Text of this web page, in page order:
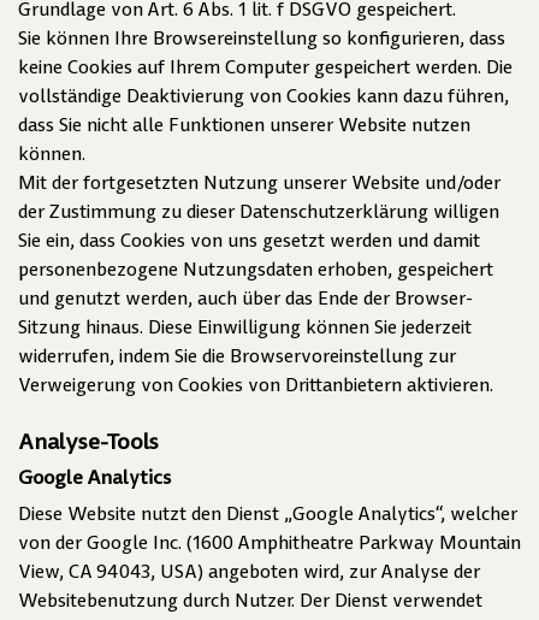
Grundlage von Art. 6 Abs. 1 lit. f DSGVO gespeichert.
Sie können Ihre Browsereinstellung so konfigurieren, dass
keine Cookies auf Ihrem Computer gespeichert werden. Die
vollständige Deaktivierung von Cookies kann dazu führen,
dass Sie nicht alle Funktionen unserer Website nutzen
können.
Mit der fortgesetzten Nutzung unserer Website und/oder
der Zustimmung zu dieser Datenschutzerklärung willigen
Sie ein, dass Cookies von uns gesetzt werden und damit
personenbezogene Nutzungsdaten erhoben, gespeichert
und genutzt werden, auch über das Ende der Browser-
Sitzung hinaus. Diese Einwilligung können Sie jederzeit
widerrufen, indem Sie die Browservoreinstellung zur
Verweigerung von Cookies von Drittanbietern aktivieren.
Analyse-Tools
Google Analytics
Diese Website nutzt den Dienst „Google Analytics“, welcher
von der Google Inc. (1600 Amphitheatre Parkway Mountain
View, CA 94043, USA) angeboten wird, zur Analyse der
Websitebenutzung durch Nutzer. Der Dienst verwendet